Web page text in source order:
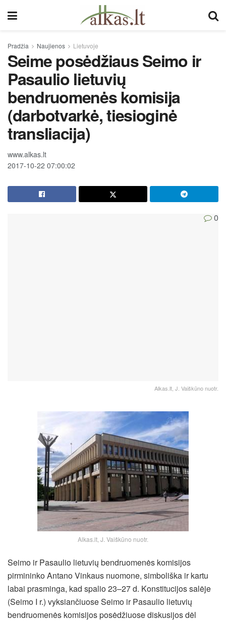
Pradžia Naujienos Lietuvoje
Seime posėdžiaus Seimo ir
Pasaulio lietuvių
bendruomenės komisija
(darbotvarkė, tiesioginė
transliacija)
www.alkas.lt
2017-10-22 07:00:02
0
Alkas.lt, J. Vaiškūno nuotr.
Alkas.lt, J. Vaiškūno nuotr.
Seimo ir Pasaulio lietuvių bendruomenės komisijos
pirmininko Antano Vinkaus nuomone, simboliška ir kartu
labai prasminga, kad spalio 23–27 d. Konstitucijos salėje
(Seimo I r.) vyksiančiuose Seimo ir Pasaulio lietuvių
bendruomenės komisijos posėdžiuose diskusijos dėl